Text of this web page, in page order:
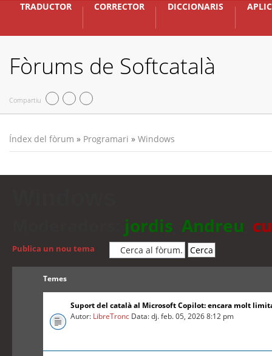
TRADUCTOR CORRECTOR DICCIONARIS
Fòrums de Softcatalà
Compartiu
Índex del fòrum » Programari » Windows
jordis Andreu
Publica un nou tema
Temes
Suport del català al Microsoft Copilot: encara molt
Autor: LibreTronc Data: dj. feb. 05, 2026 8:12 pm